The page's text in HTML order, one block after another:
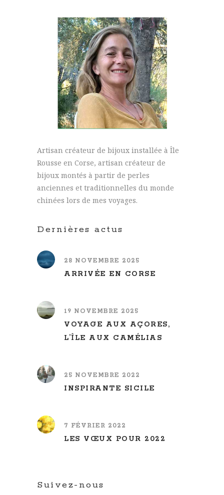
Artisan créateur de bijoux installée à Île
Rousse en Corse, artisan créateur de
bijoux montés à partir de perles
anciennes et traditionnelles du monde
chinées lors de mes voyages.
Dernières actus
28 NOVEMBRE 2025
ARRIVÉE EN CORSE
19 NOVEMBRE 2025
VOYAGE AUX AÇORES,
L’ÎLE AUX CAMÉLIAS
25 NOVEMBRE 2022
INSPIRANTE SICILE
7 FÉVRIER 2022
LES VŒUX POUR 2022
Suivez-nous